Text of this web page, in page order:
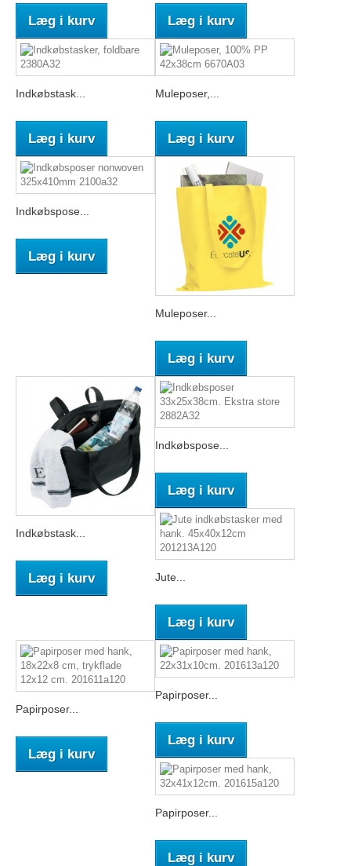
Læg i kurv Læg i kurv
Indkøbstask...
Læg i kurv
Muleposer,...
Læg i kurv
Indkøbspose...
Læg i kurv
Muleposer...
Læg i kurv
Indkøbstask...
Læg i kurv
Indkøbspose...
Læg i kurv
Jute...
Læg i kurv
Papirposer...
Læg i kurv
Papirposer...
Læg i kurv
Papirposer...
Læg i kurv